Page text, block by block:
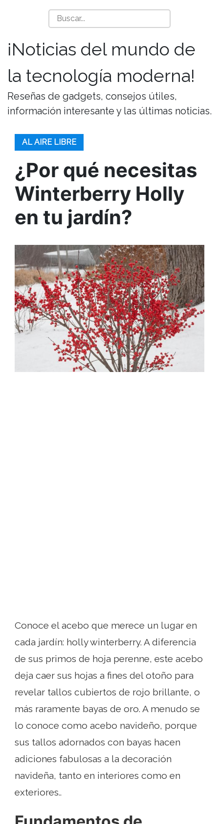
¡Noticias del mundo de
la tecnología moderna!
Reseñas de gadgets, consejos útiles,
información interesante y las últimas noticias.
AL AIRE LIBRE
¿Por qué necesitas
Winterberry Holly
en tu jardín?
Conoce el acebo que merece un lugar en
cada jardín: holly winterberry. A diferencia
de sus primos de hoja perenne, este acebo
deja caer sus hojas a fines del otoño para
revelar tallos cubiertos de rojo brillante, o
más raramente bayas de oro. A menudo se
lo conoce como acebo navideño, porque
sus tallos adornados con bayas hacen
adiciones fabulosas a la decoración
navideña, tanto en interiores como en
exteriores..